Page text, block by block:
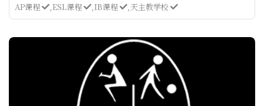
AP课程
ESL课程 IB课程 天主教学校